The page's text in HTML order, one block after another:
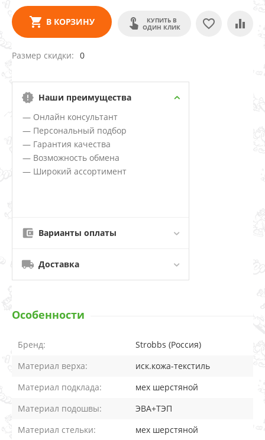
В КОРЗИНУ
КУПИТЬ В
ОДИН КЛИК
Размер скидки 0
Наши преимущества
— Онлайн консультант
— Персональный подбор
— Гарантия качества
— Возможность обмена
— Широкий ассортимент
Варианты оплаты
Доставка
Особенности
Бренд:
Strobbs (Россия)
Материал верха:
иск.кожа-текстиль
Материал подклада:
мех шерстяной
Материал подошвы:
ЭВА+ТЭП
Материал стельки:
мех шерстяной